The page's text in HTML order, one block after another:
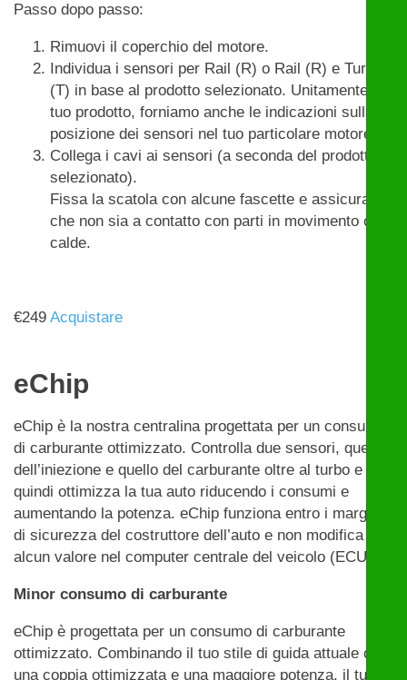
Passo dopo passo:
Rimuovi il coperchio del motore.
Individua i sensori per Rail (R) o Rail (R) e Turbo
(T) in base al prodotto selezionato. Unitamente al
tuo prodotto, forniamo anche le indicazioni sulla
posizione dei sensori nel tuo particolare motore.
Collega i cavi ai sensori (a seconda del prodotto
selezionato).
Fissa la scatola con alcune fascette e assicurati
che non sia a contatto con parti in movimento o
calde.
€249 Acquistare
eChip
eChip è la nostra centralina progettata per un consumo
di carburante ottimizzato. Controlla due sensori, quello
dell’iniezione e quello del carburante oltre al turbo e
quindi ottimizza la tua auto riducendo i consumi e
aumentando la potenza. eChip funziona entro i margini
di sicurezza del costruttore dell’auto e non modifica
alcun valore nel computer centrale del veicolo (ECU).
Minor consumo di carburante
eChip è progettata per un consumo di carburante
ottimizzato. Combinando il tuo stile di guida attuale con
una coppia ottimizzata e una maggiore potenza, il tuo